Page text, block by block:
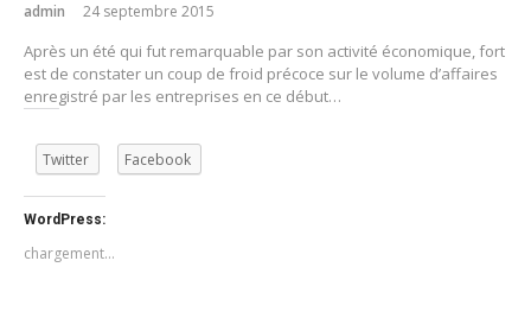
admin 24 septembre 2015
Après un été qui fut remarquable par son activité économique, fort
est de constater un coup de froid précoce sur le volume d’affaires
enregistré par les entreprises en ce début…
Twitter Facebook
WordPress:
chargement…